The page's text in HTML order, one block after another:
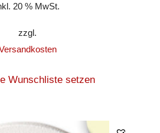
20 % MwSt.
zzgl.
Wunschliste setzen